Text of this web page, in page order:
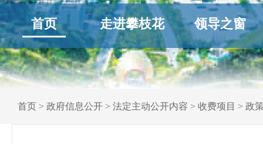
首页 走进攀枝花 领导之窗
首页 > 政府信息公开 > 法定主动公开内容 > 收费项目 > 政